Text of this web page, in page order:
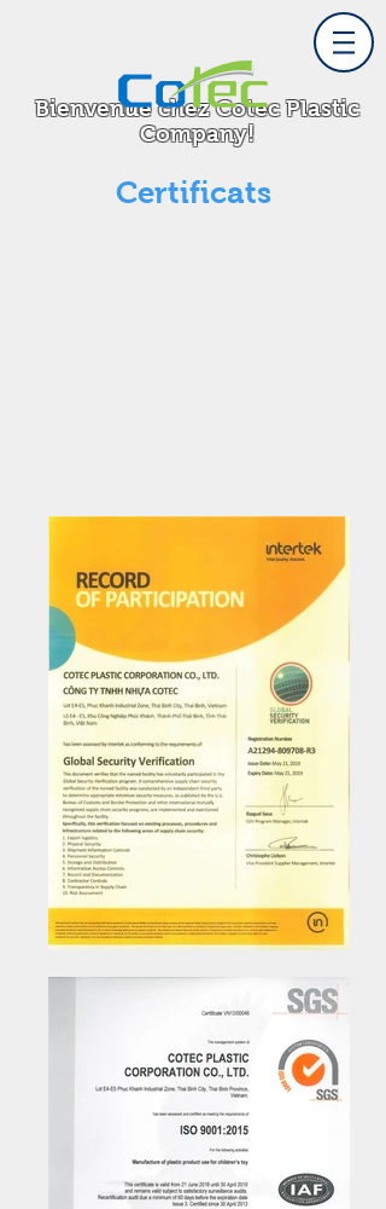
Bienvenue chez Cotec Plastic
Company!
Certificats